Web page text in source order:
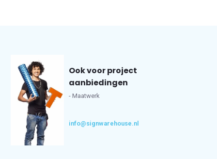
Ook voor project
aanbiedingen
- Maatwerk
info@signwarehouse.nl